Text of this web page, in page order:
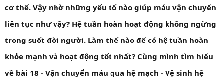
cơ thể. Vậy nhờ những yếu tố nào giúp máu vận chuyển
liên tục như vậy? Hệ tuần hoàn hoạt động không ngừng
trong suốt đời người. Làm thế nào để có hệ tuần hoàn
khỏe mạnh và hoạt động tốt nhất? Cùng mình tìm hiểu
về bài 18 - Vận chuyển máu qua hệ mạch - Vệ sinh hệ